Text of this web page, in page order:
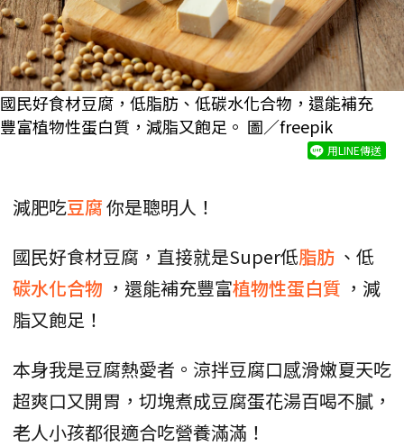
國民好食材豆腐，低脂肪、低碳水化合物，還能補充
豐富植物性蛋白質，減脂又飽足。 圖／freepik
用LINE傳送
減肥吃豆腐你是聰明人！
國民好食材豆腐，直接就是Super低脂肪 、低
碳水化合物 ，還能補充豐富植物性蛋白質 ，減
脂又飽足！
本身我是豆腐熱愛者。涼拌豆腐口感滑嫩夏天吃
超爽口又開胃，切塊煮成豆腐蛋花湯百喝不膩，
老人小孩都很適合吃營養滿滿！